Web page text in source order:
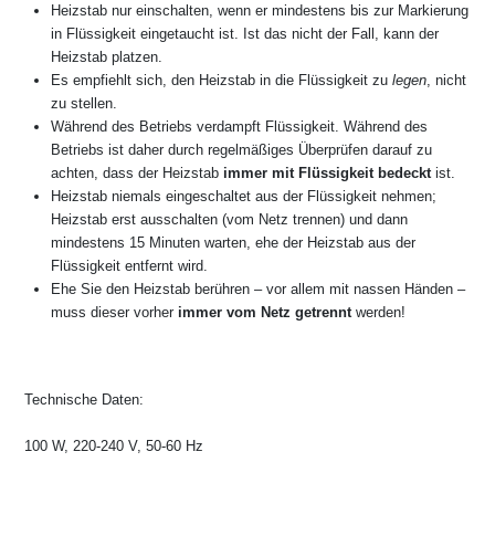
Heizstab nur einschalten, wenn er mindestens bis zur Markierung
in Flüssigkeit eingetaucht ist. Ist das nicht der Fall, kann der
Heizstab platzen.
Es empfiehlt sich, den Heizstab in die Flüssigkeit zu legen, nicht
zu stellen.
Während des Betriebs verdampft Flüssigkeit. Während des
Betriebs ist daher durch regelmäßiges Überprüfen darauf zu
achten, dass der Heizstab immer mit Flüssigkeit bedecktist.
Heizstab niemals eingeschaltet aus der Flüssigkeit nehmen;
Heizstab erst ausschalten (vom Netz trennen) und dann
mindestens 15 Minuten warten, ehe der Heizstab aus der
Flüssigkeit entfernt wird.
Ehe Sie den Heizstab berühren – vor allem mit nassen Händen –
muss dieser vorher immer vom Netz getrenntwerden!
Technische Daten:
100 W, 220-240 V, 50-60 Hz